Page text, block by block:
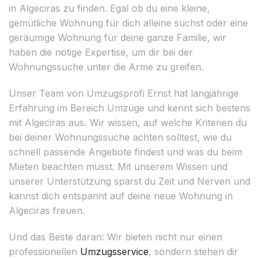
in Algeciras zu finden. Egal ob du eine kleine,
gemütliche Wohnung für dich alleine suchst oder eine
geräumige Wohnung für deine ganze Familie, wir
haben die nötige Expertise, um dir bei der
Wohnungssuche unter die Arme zu greifen.
Unser Team von Umzugsprofi Ernst hat langjährige
Erfahrung im Bereich Umzüge und kennt sich bestens
mit Algeciras aus. Wir wissen, auf welche Kriterien du
bei deiner Wohnungssuche achten solltest, wie du
schnell passende Angebote findest und was du beim
Mieten beachten musst. Mit unserem Wissen und
unserer Unterstützung sparst du Zeit und Nerven und
kannst dich entspannt auf deine neue Wohnung in
Algeciras freuen.
Und das Beste daran: Wir bieten nicht nur einen
professionellen Umzugsservice, sondern stehen dir